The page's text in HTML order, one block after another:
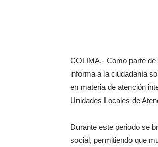
COLIMA.- Como parte
informa a la ciudadanía
en materia de atención
Unidades Locales de
Durante este periodo se
social, permitiendo que